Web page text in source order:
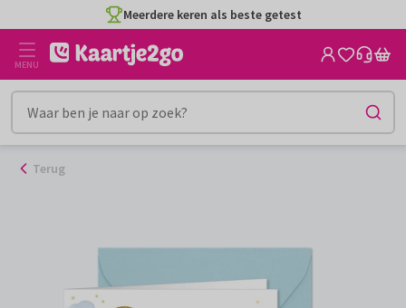
naar
inhoud
Meerdere keren als beste getest
MENU
Terug